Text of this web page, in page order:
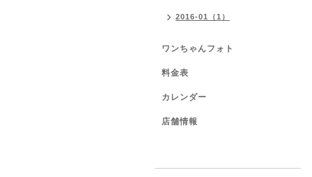
2016-01（1）
ワンちゃんフォト
料金表
カレンダー
店舗情報